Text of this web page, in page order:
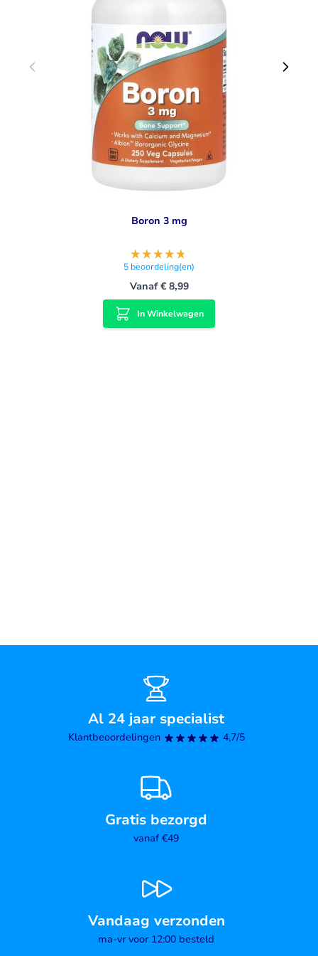
Boron 3 mg
5 beoordeling(en)
Vanaf€ 8,99
In Winkelwagen
Al 24 jaar specialist
Klantbeoordelingen 4,7/5
Gratis bezorgd
vanaf €49
Vandaag verzonden
ma-vr voor 12:00 besteld